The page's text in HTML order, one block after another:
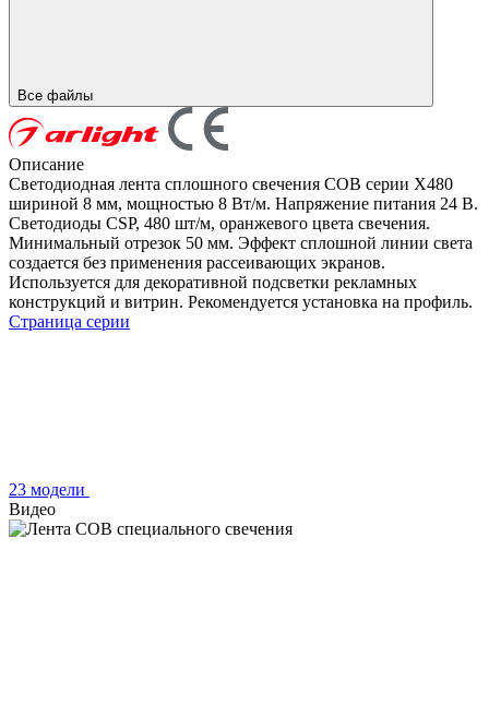
Все файлы
Описание
Светодиодная лента сплошного свечения COB серии X480
шириной 8 мм, мощностью 8 Вт/м. Напряжение питания 24 В.
Светодиоды CSP, 480 шт/м, оранжевого цвета свечения.
Минимальный отрезок 50 мм. Эффект сплошной линии света
создается без применения рассеивающих экранов.
Используется для декоративной подсветки рекламных
конструкций и витрин. Рекомендуется установка на профиль.
Страница серии
23 модели
Видео